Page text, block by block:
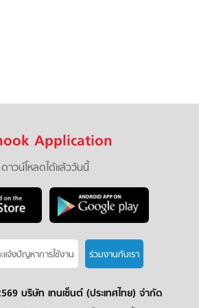
Application
ดาวน์โหลดได้แล้ววันนี้
แจ้งปัญหาการใช้งาน ร่วมงานกับเรา
บริษัท เทนเซ็นต์ (ประเทศไทย) จำกัด